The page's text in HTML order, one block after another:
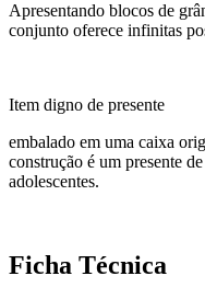
Apresentando blocos de
conjunto oferece infinitas
Item digno de presente
embalado em uma caixa
construção é um presente
adolescentes.
Ficha Técnica